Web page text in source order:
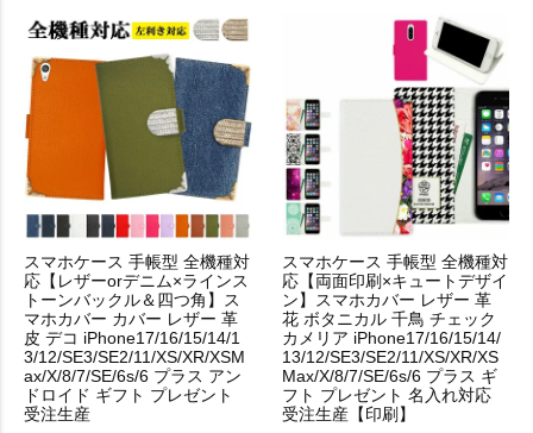
スマホケース 手帳型 全機種対
応【レザーorデニム×ラインス
トーンバックル＆四つ角】ス
マホカバー カバー レザー 革
皮 デコ iPhone17/16/15/14/1
3/12/SE3/SE2/11/XS/XR/XSM
ax/X/8/7/SE/6s/6 プラス アン
ドロイド ギフト プレゼント
受注生産
スマホケース 手帳型 全機種対
応【両面印刷×キュートデザイ
ン】スマホカバー レザー 革
花 ボタニカル 千鳥 チェック
カメリア iPhone17/16/15/14/
13/12/SE3/SE2/11/XS/XR/XS
Max/X/8/7/SE/6s/6 プラス ギ
フト プレゼント 名入れ対応
受注生産【印刷】